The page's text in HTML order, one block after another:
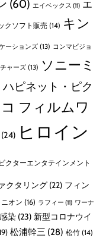
(60) エイベックス (11) エ
クソフト販売 (14) キン
ーションズ (13) コンマビジョ
ャーズ (13) ソニーミ
ハピネット・ピク
フィルムワ
(24) ヒロイン
ビクターエンタテインメント
クタリング (22) フィン
オン (16) ラフィー (11) ワーナ
感染 (23) 新型コロナウイ
松浦幹三 (28) 松竹 (14)